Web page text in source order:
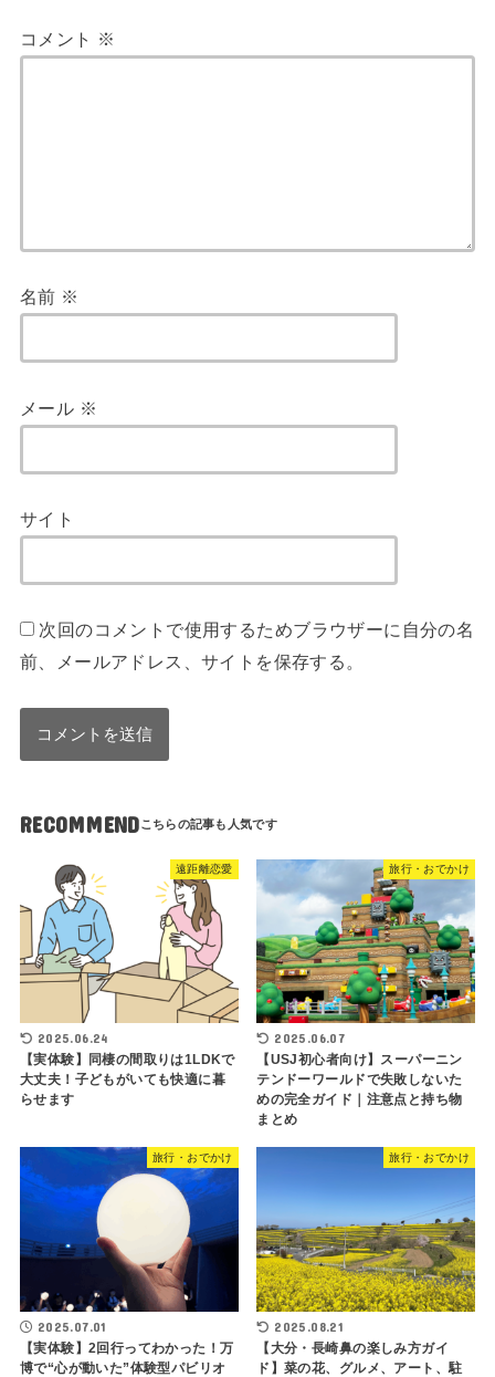
コメント ※
名前 ※
メール ※
サイト
次回のコメントで使用するためブラウザーに自分の名
前、メールアドレス、サイトを保存する。
RECOMMEND
遠距離恋愛
2025.06.24
【実体験】同棲の間取りは1LDKで
大丈夫！子どもがいても快適に暮
らせます
旅行・おでかけ
2025.06.07
【USJ初心者向け】スーパーニン
テンドーワールドで失敗しないた
めの完全ガイド｜注意点と持ち物
まとめ
旅行・おでかけ
2025.07.01
【実体験】2回行ってわかった！万
博で“心が動いた”体験型パビリオ
旅行・おでかけ
2025.08.21
【大分・長崎鼻の楽しみ方ガイ
ド】菜の花、グルメ、アート、駐